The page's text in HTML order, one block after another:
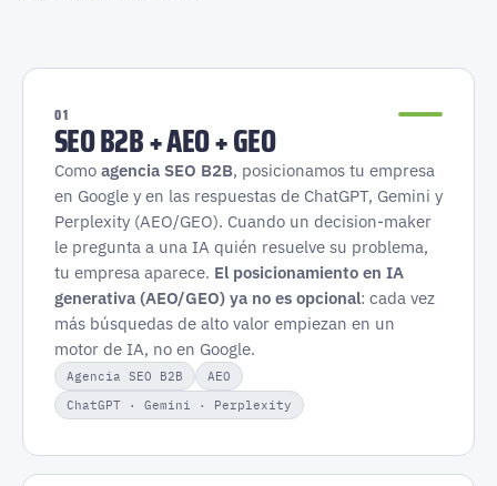
01
SEO B2B + AEO + GEO
Como agencia SEO B2B, posicionamos tu empresa
en Google y en las respuestas de ChatGPT, Gemini y
Perplexity (AEO/GEO). Cuando un decision-maker
le pregunta a una IA quién resuelve su problema,
tu empresa aparece. El posicionamiento en IA
generativa (AEO/GEO) ya no es opcional: cada vez
más búsquedas de alto valor empiezan en un
motor de IA, no en Google.
Agencia SEO B2B
AEO
ChatGPT · Gemini · Perplexity